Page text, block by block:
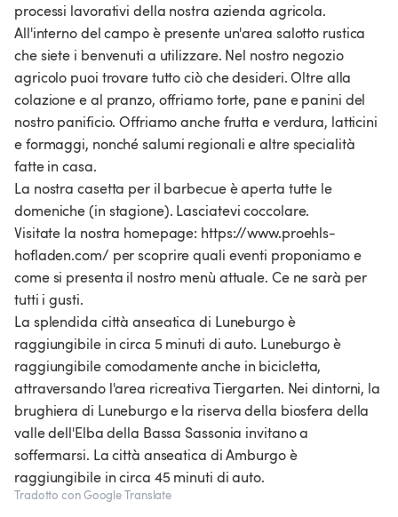
processi lavorativi della nostra azienda agricola.
All'interno del campo è presente un'area salotto rustica
che siete i benvenuti a utilizzare. Nel nostro negozio
agricolo puoi trovare tutto ciò che desideri. Oltre alla
colazione e al pranzo, offriamo torte, pane e panini del
nostro panificio. Offriamo anche frutta e verdura, latticini
e formaggi, nonché salumi regionali e altre specialità
fatte in casa.
La nostra casetta per il barbecue è aperta tutte le
domeniche (in stagione). Lasciatevi coccolare.
Visitate la nostra homepage: https://www.proehls-
hofladen.com/ per scoprire quali eventi proponiamo e
come si presenta il nostro menù attuale. Ce ne sarà per
tutti i gusti.
La splendida città anseatica di Luneburgo è
raggiungibile in circa 5 minuti di auto. Luneburgo è
raggiungibile comodamente anche in bicicletta,
attraversando l'area ricreativa Tiergarten. Nei dintorni, la
brughiera di Luneburgo e la riserva della biosfera della
valle dell'Elba della Bassa Sassonia invitano a
soffermarsi. La città anseatica di Amburgo è
raggiungibile in circa 45 minuti di auto.
Tradotto con Google Translate